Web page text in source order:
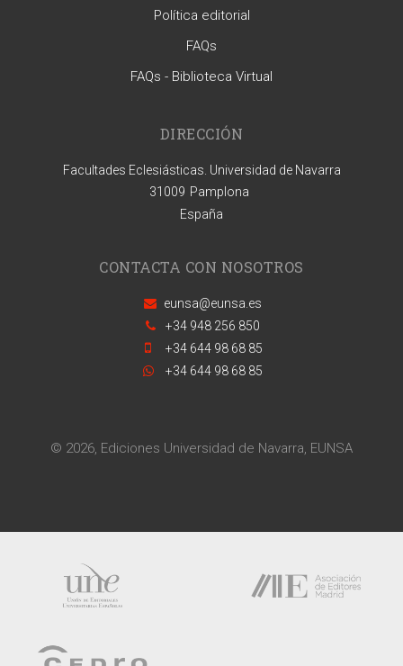
Política editorial
FAQs
FAQs - Biblioteca Virtual
DIRECCIÓN
Facultades Eclesiásticas. Universidad de Navarra
31009 Pamplona
España
CONTACTA CON NOSOTROS
eunsa@eunsa.es
+34 948 256 850
+34 644 98 68 85
+34 644 98 68 85
© 2026, Ediciones Universidad de Navarra, EUNSA